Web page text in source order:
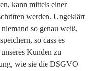
kann mittels einer
werden. Ungeklärt
so genau weiß,
so dass es
Kunden zu
wie sie die DSGVO